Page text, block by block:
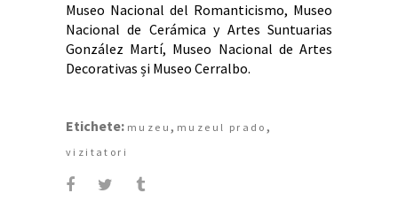
Museo Nacional del Romanticismo, Museo
Nacional de Cerámica y Artes Suntuarias
González Martí, Museo Nacional de Artes
Decorativas și Museo Cerralbo.
Etichete: muzeu , muzeul prado ,
vizitatori